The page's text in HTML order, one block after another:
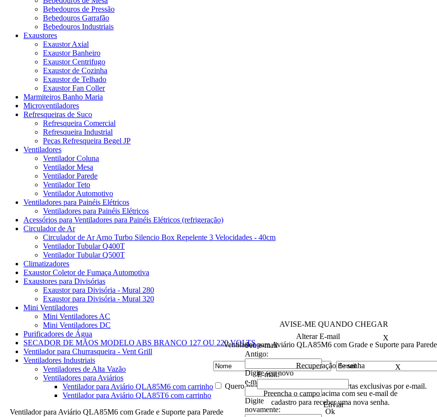
AVISE-ME QUANDO CHEGAR
Ventilador para Aviário QLA85M6 com Grade e Suporte para Parede
Quero receber descontos especiais e ofertas exclusivas por e-mail.
Enviar
Bebedouros de Pressão
Bebedouros Garrafão
Bebedouros Industriais
Exaustores
Exaustor Axial
Exaustor Banheiro
Exaustor Centrifugo
Exaustor de Cozinha
Exaustor de Telhado
Exaustor Fan Coller
Marmiteiros Banho Maria
Microventiladores
Refresqueiras de Suco
Refresqueira Comercial
Refresqueira Industrial
Peças Refresqueira Begel JP
Ventiladores
Ventilador Coluna
Ventilador Mesa
Ventilador Parede
Ventilador Teto
Ventilador Automotivo
Ventiladores para Painéis Elétricos
Ventiladores para Painéis Elétricos
Acessórios para Ventiladores para Painéis Elétricos (refrigeração)
Circulador de Ar
Circulador de Ar Arno Turbo Silencio Box Repelente 3 Velocidades - 40cm
Ventilador Tubular Q400T
Ventilador Tubular Q500T
Climatizadores
Exaustor Coletor de Fumaça Automotiva
Exaustores para Divisórias
Exaustor para Divisória - Mural 280
Exaustor para Divisória - Mural 320
Mini Ventiladores
Mini Ventiladores AC
Mini Ventiladores DC
Purificadores de Água
SECADOR DE MÃOS MODELO ABS BRANCO 127 OU 220 VOLTS.
Ventilador para Churrasqueira - Vent Grill
Ventiladores Industriais
Ventiladores de Alta Vazão
Ventiladores para Aviários
Ventilador para Aviário QLA85M6 com carrinho
Ventilador para Aviário QLA85T6 com carrinho
Ventilador para Aviário QLA85M6 com Grade e Suporte para Parede
X
Recuperação de senha
E-mail:
Preencha o campo acima com seu e-mail de
cadastro para receber uma nova senha.
Ok
X
Alterar E-mail
Seu e-mail
Antigo:
Digite seu novo
e-mail:
Digite
novamente: